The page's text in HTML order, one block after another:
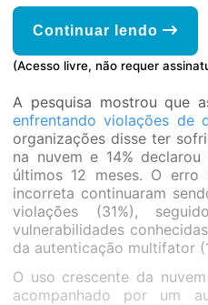
Continuar lendo
(Acesso livre, não requer
A pesquisa mostrou que
enfrentando violações de
organizações disse ter
na nuvem e 14%
últimos 12 meses. O erro
incorreta continuaram
violações (31%),
vulnerabilidades
da autenticação multifator
O uso crescente da
acompanhado por um